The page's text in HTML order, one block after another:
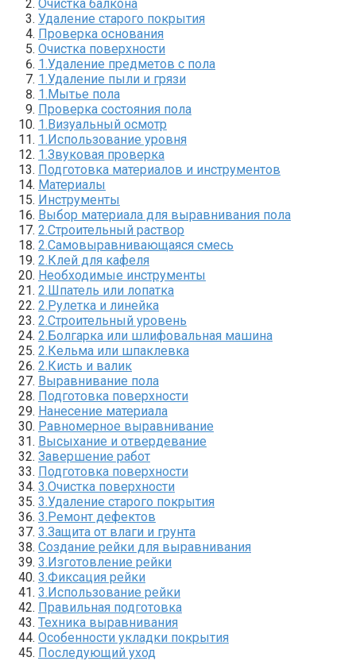
Очистка балкона
Удаление старого покрытия
Проверка основания
Очистка поверхности
1.​Удаление предметов с пола
1.​Удаление пыли и грязи
1.​Мытье пола
Проверка состояния пола
1.​Визуальный осмотр
1.​Использование уровня
1.​Звуковая проверка
Подготовка материалов и инструментов
Материалы
Инструменты
Выбор материала для выравнивания пола
2.​Строительный раствор
2.​Самовыравнивающаяся смесь
2.​Клей для кафеля
Необходимые инструменты
2.​Шпатель или лопатка
2.​Рулетка и линейка
2.​Строительный уровень
2.Болгарка или шлифовальная машина
2.​Кельма или шпаклевка
2.​Кисть и валик
Выравнивание пола
Подготовка поверхности
Нанесение материала
Равномерное выравнивание
Высыхание и отвердевание
Завершение работ
Подготовка поверхности
3.​Очистка поверхности
3.​Удаление старого покрытия
3.Ремонт дефектов
3.Защита от влаги и грунта
Создание рейки для выравнивания
3.​Изготовление рейки
3.​Фиксация рейки
3.​Использование рейки
Правильная подготовка
Техника выравнивания
Особенности укладки покрытия
Последующий уход